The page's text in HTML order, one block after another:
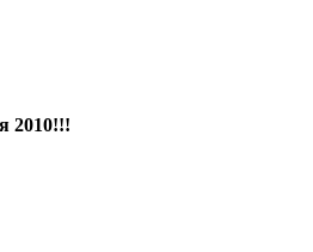
2010!!!